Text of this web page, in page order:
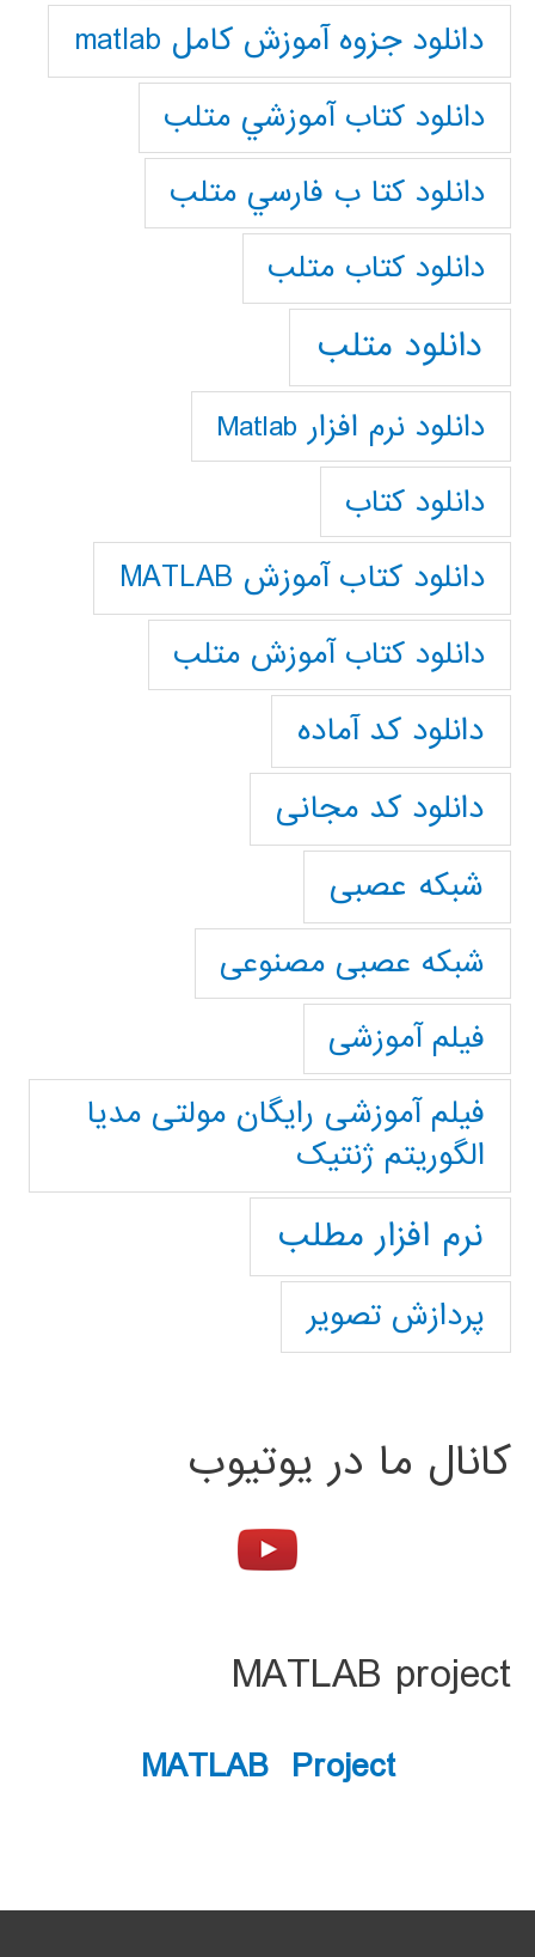
دانلود جزوه آموزش کامل matlab
دانلود كتاب آموزشي متلب
دانلود كتا ب فارسي متلب
دانلود كتاب متلب
دانلود متلب
دانلود نرم افزار Matlab
دانلود کتاب
دانلود کتاب آموزش MATLAB
دانلود کتاب آموزش متلب
دانلود کد آماده
دانلود کد مجانی
شبکه عصبی
شبکه عصبی مصنوعی
فیلم آموزشی
فیلم آموزشی رایگان مولتی مدیا
الگوریتم ژنتیک
نرم افزار مطلب
پردازش تصویر
کانال ما در یوتیوب
MATLAB project
MATLAB Project